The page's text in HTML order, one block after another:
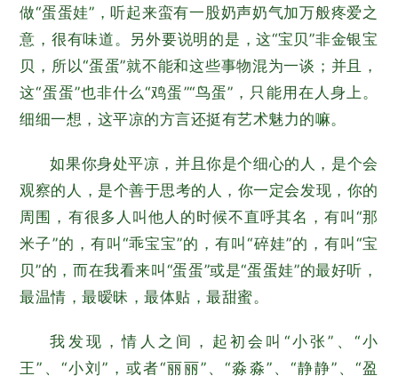
做“蛋蛋娃”，听起来蛮有一股奶声奶气加万般疼爱之
意，很有味道。另外要说明的是，这“宝贝”非金银宝
贝，所以“蛋蛋”就不能和这些事物混为一谈；并且，
这“蛋蛋”也非什么“鸡蛋”“鸟蛋”，只能用在人身上。
细细一想，这平凉的方言还挺有艺术魅力的嘛。
如果你身处平凉，并且你是个细心的人，是个会
观察的人，是个善于思考的人，你一定会发现，你的
周围，有很多人叫他人的时候不直呼其名，有叫“那
米子”的，有叫“乖宝宝”的，有叫“碎娃”的，有叫“宝
贝”的，而在我看来叫“蛋蛋”或是“蛋蛋娃”的最好听，
最温情，最暧昧，最体贴，最甜蜜。
我发现，情人之间，起初会叫“小张”、“小
王”、“小刘”，或者“丽丽”、“淼淼”、“静静”、“盈